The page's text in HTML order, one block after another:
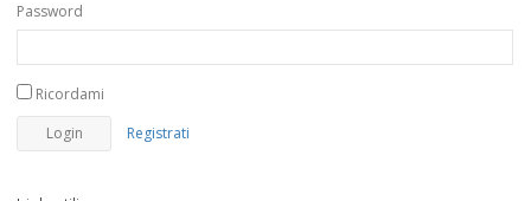
Password
Ricordami
Registrati